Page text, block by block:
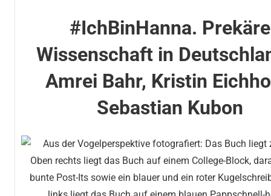
#IchBinHanna. Prekäre
Wissenschaft in
Amrei Bahr, Kristin
Sebastian Kubon